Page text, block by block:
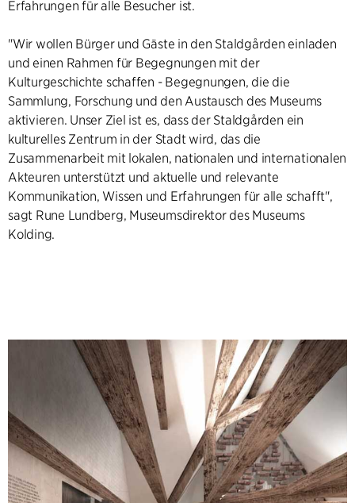
Erfahrungen für alle Besucher ist.
"Wir wollen Bürger und Gäste in den Staldgården einladen
und einen Rahmen für Begegnungen mit der
Kulturgeschichte schaffen - Begegnungen, die die
Sammlung, Forschung und den Austausch des Museums
aktivieren. Unser Ziel ist es, dass der Staldgården ein
kulturelles Zentrum in der Stadt wird, das die
Zusammenarbeit mit lokalen, nationalen und internationalen
Akteuren unterstützt und aktuelle und relevante
Kommunikation, Wissen und Erfahrungen für alle schafft",
sagt Rune Lundberg, Museumsdirektor des Museums
Kolding.